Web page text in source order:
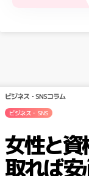
ビジネス・SNSコラム
ビジネス・SNS
女性と
取れば